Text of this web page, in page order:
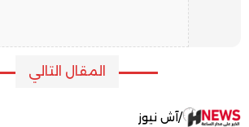
المقال التالي
/آش نيوز